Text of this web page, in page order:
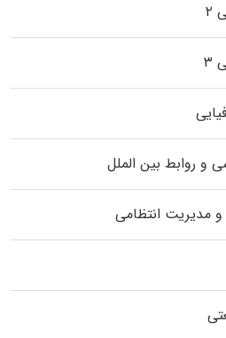
و روابط بین الملل
مدیریت انتظامی